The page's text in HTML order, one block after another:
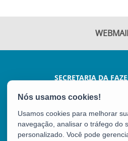
SECRETARIA DA
AV JOÃO BATISTA PARRA,
Tel.: (27)
Usamos cookies para melhorar
navegação, analisar o tráfego do
personalizado. Você pode